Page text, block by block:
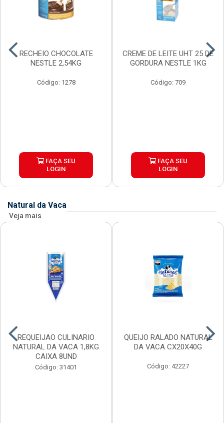
RECHEIO CHOCOLATE
NESTLE 2,54KG
Código: 1278
FAÇA SEU
LOGIN
CREME DE LEITE UHT 25 DE
GORDURA NESTLE 1KG
Código: 709
FAÇA SEU
LOGIN
Natural da Vaca
Veja mais
REQUEIJAO CULINARIO
NATURAL DA VACA 1,8KG
CAIXA 8UND
Código: 31401
QUEIJO RALADO NATURAL
DA VACA CX20X40G
Código: 42227